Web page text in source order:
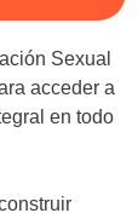
Sexual
acceder a
en todo